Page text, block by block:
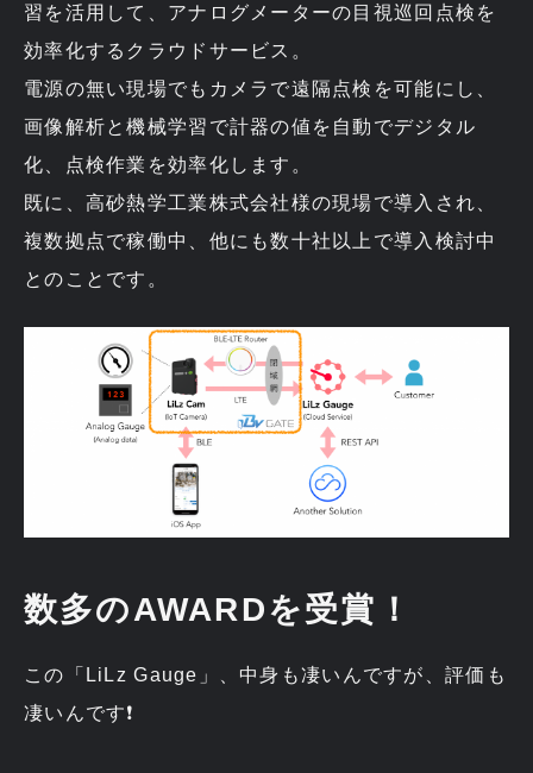
習を活用して、アナログメーターの目視巡回点検を
効率化するクラウドサービス。
電源の無い現場でもカメラで遠隔点検を可能にし、
画像解析と機械学習で計器の値を自動でデジタル
化、点検作業を効率化します。
既に、高砂熱学工業株式会社様の現場で導入され、
複数拠点で稼働中、他にも数十社以上で導入検討中
とのことです。
数多のAWARDを受賞！
この「LiLz Gauge」、中身も凄いんですが、評価も
凄いんです❗